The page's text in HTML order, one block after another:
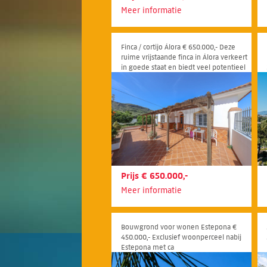
Meer informatie
Finca / cortijo Álora € 650.000,- Deze
ruime vrijstaande finca in Álora verkeert
in goede staat en biedt veel potentieel
Prijs € 650.000,-
Meer informatie
Bouwgrond voor wonen Estepona €
450.000,- Exclusief woonperceel nabij
Estepona met ca